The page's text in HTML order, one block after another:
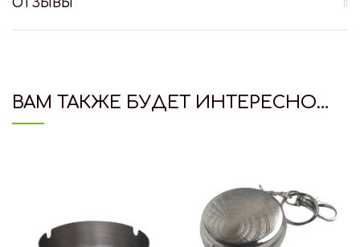
ОТЗЫВЫ
ВАМ ТАКЖЕ БУДЕТ ИНТЕРЕСНО…